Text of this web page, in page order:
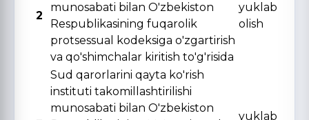
2
munosabati bilan O'zbekiston
Respublikasining fuqarolik
protsessual kodeksiga o'zgartirish
va qo'shimchalar kiritish to'g'risida
yuklab
olish
Sud qarorlarini qayta ko'rish
instituti takomillashtirilishi
munosabati bilan O'zbekiston
yuklab